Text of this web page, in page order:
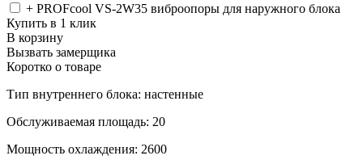
+ PROFcool VS-2W35 виброопоры для наружного блока
Купить в 1 клик
В корзину
Вызвать замерщика
Коротко о товаре
Тип внутреннего блока: настенные
Обслуживаемая площадь: 20
Мощность охлаждения: 2600